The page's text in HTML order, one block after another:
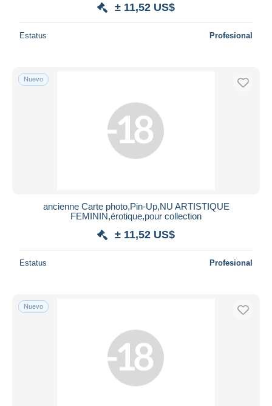
± 11,52 US$
Estatus Profesional
Nuevo
ancienne Carte photo,Pin-Up,NU ARTISTIQUE
FEMININ,érotique,pour collection
± 11,52 US$
Estatus Profesional
Nuevo